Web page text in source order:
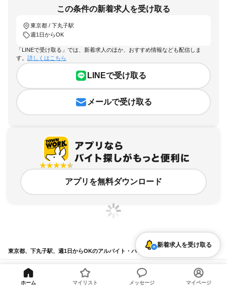
この条件の新着求人を受け取る
東京都 / 下丸子駅
週1日からOK
「LINEで受け取る」では、新着求人のほか、おすすめ情報なども配信しま
す。 詳しくはこちら
LINEで受け取る
メールで受け取る
アプリを無料ダウンロード
東京都、下丸子駅、週1日からOKのアルバイト・バイト求人情報
求人の詳細を表示
条件を追加・変更して検索
新着求人を受け取る
ホーム マイリスト メッセージ マイページ